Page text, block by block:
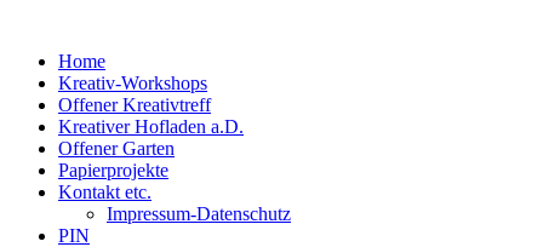
Home
Kreativ-Workshops
Offener Kreativtreff
Kreativer Hofladen a.D.
Offener Garten
Papierprojekte
Kontakt etc.
Impressum-Datenschutz
PIN